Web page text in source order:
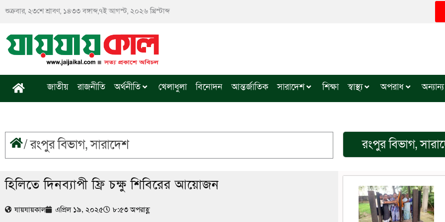
শুক্রবার, ২৩শে শ্রাবণ, ১৪৩৩ বঙ্গাব্দ,৭ই আগস্ট, ২০২৬ খ্রিস্টাব্দ
জাতীয় রাজনীতি অর্থনীতি খেলাধুলা বিনোদন আন্তর্জাতিক সারাদেশ শিক্ষা স্বাস্থ্য অপরাধ অন্যান্য
/রংপুর বিভাগ,সারাদেশ রংপুর বিভাগ,
হিলিতে দিনব্যাপী ফ্রি চক্ষু শিবিরের আয়োজন
যায়যায়কাল এপ্রিল ১৯, ২০২৫ ৮:৫৩ অপরাহ্ণ